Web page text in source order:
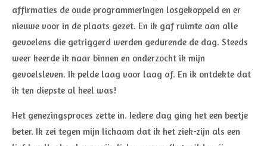
affirmaties de oude programmeringen losgekoppeld en er
nieuwe voor in de plaats gezet. En ik gaf ruimte aan alle
gevoelens die getriggerd werden gedurende de dag. Steeds
weer keerde ik naar binnen en onderzocht ik mijn
gevoelsleven. Ik pelde laag voor laag af. En ik ontdekte dat
ik ten diepste al heel was!
Het genezingsproces zette in. Iedere dag ging het een beetje
beter. Ik zei tegen mijn lichaam dat ik het ziek-zijn als een